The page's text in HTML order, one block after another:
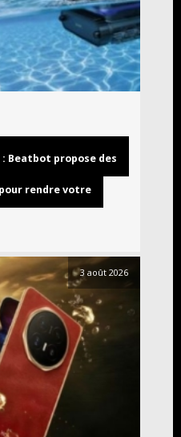
Beatbot propose des
rendre votre
3 août 2026